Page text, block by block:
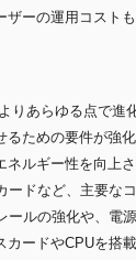
ーの運用コストも
りあらゆる点で進
ための要件が強化
ルギー性を向上さ
ードなど、主要な
ールの強化や、電
カードやCPUを搭